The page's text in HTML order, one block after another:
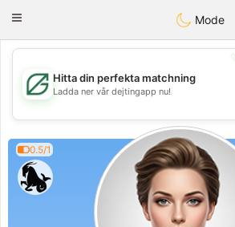
GulfDating
Toggle
Mode
💖
💕
Hitta din perfekta matchning
Ladda ner vår dejtingapp nu!
0.5/1